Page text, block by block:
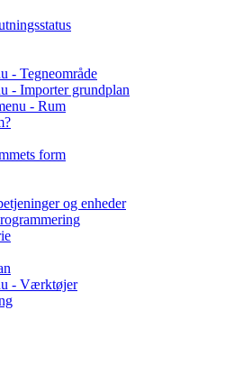
- Tegneområde
- Importer grundplan
- Rum
form
og enheder
- Værktøjer